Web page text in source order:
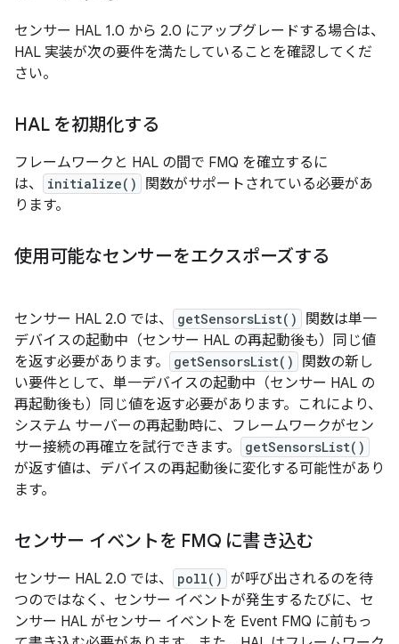
センサー HAL 1.0 から 2.0 にアップグレードする場合は、
HAL 実装が次の要件を満たしていることを確認してくだ
さい。
HAL を初期化する
フレームワークと HAL の間で FMQ を確立するに
は、
initialize()
関数がサポートされている必要があ
ります。
使用可能なセンサーをエクスポーズする
センサー HAL 2.0 では、 getSensorsList()
関数は単一
デバイスの起動中（センサー HAL の再起動後も）同じ値
を返す必要があります。
getSensorsList()
関数の新し
い要件として、単一デバイスの起動中（センサー HAL の
再起動後も）同じ値を返す必要があります。これにより、
システム サーバーの再起動時に、フレームワークがセン
サー接続の再確立を試行できます。
getSensorsList()
が返す値は、デバイスの再起動後に変化する可能性があり
ます。
センサー イベントを FMQ に書き込む
センサー HAL 2.0 では、 poll() が呼び出されるのを待
つのではなく、センサー イベントが発生するたびに、セ
ンサー HAL がセンサー イベントを Event FMQ に前もっ